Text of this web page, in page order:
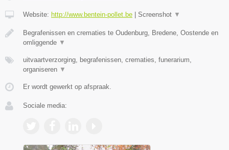
Website: http://www.bentein-pollet.be | Screenshot ▼
Begrafenissen en crematies te Oudenburg, Bredene, Oostende en
omliggende ▼
uitvaartverzorging, begrafenissen, crematies, funerarium,
organiseren ▼
Er wordt gewerkt op afspraak.
Sociale media: